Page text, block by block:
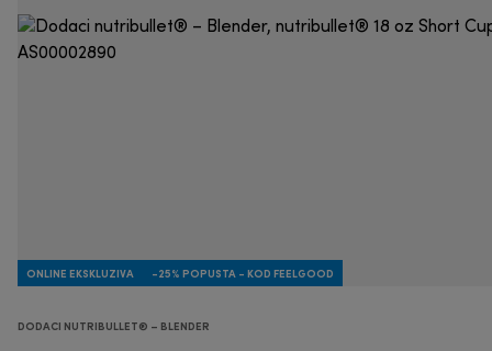
ONLINE EKSKLUZIVA -25% POPUSTA - KOD FEELGOOD
DODACI NUTRIBULLET® – BLENDER